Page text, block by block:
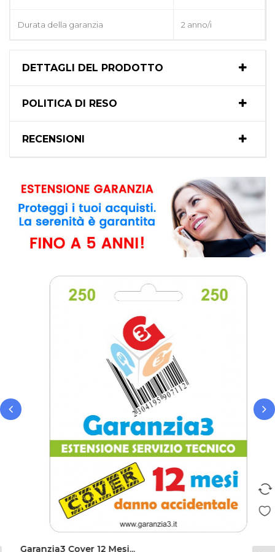
Durata della garanzia 2 anno/i
DETTAGLI DEL PRODOTTO
POLITICA DI RESO
RECENSIONI
Garanzia3 Cover 12 Mesi...